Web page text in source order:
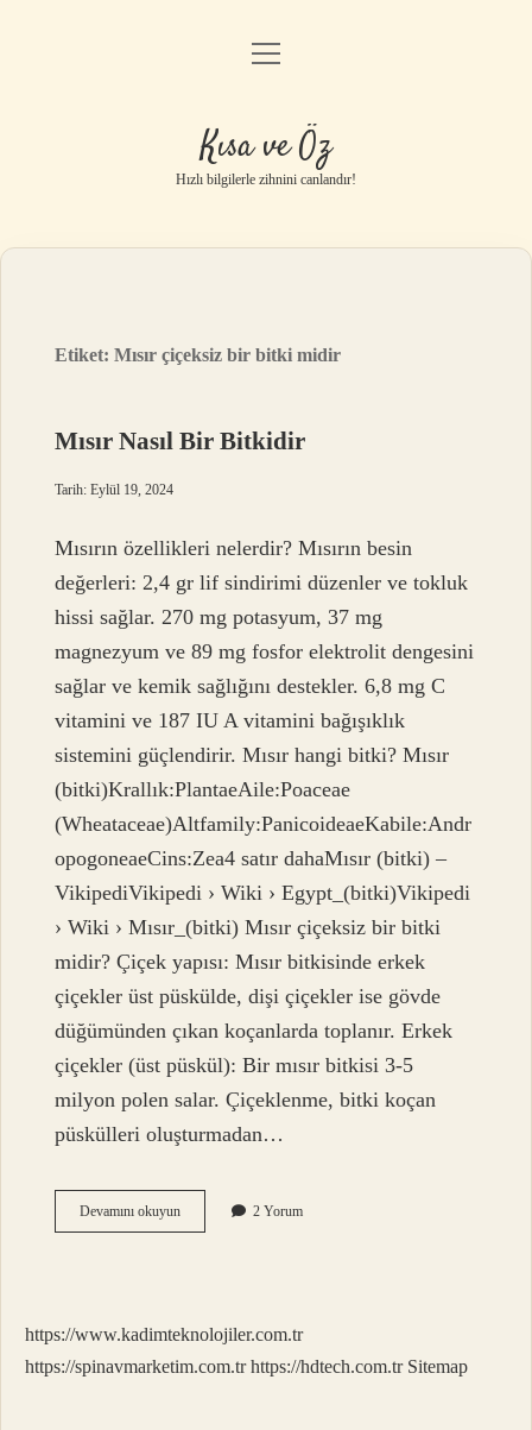
Anasayfa
Gizlilik Politikası
Yasal Uyarı
menüyü
Kısa ve Öz
Hızlı bilgilerle zihnini canlandır!
Etiket:Mısır çiçeksiz bir bitki midir
Mısır Nasıl Bir Bitkidir
Tarih: Eylül 19, 2024
Mısırın özellikleri nelerdir? Mısırın besin
değerleri: 2,4 gr lif sindirimi düzenler ve tokluk
hissi sağlar. 270 mg potasyum, 37 mg
magnezyum ve 89 mg fosfor elektrolit dengesini
sağlar ve kemik sağlığını destekler. 6,8 mg C
vitamini ve 187 IU A vitamini bağışıklık
sistemini güçlendirir. Mısır hangi bitki? Mısır
(bitki)Krallık:PlantaeAile:Poaceae
(Wheataceae)Altfamily:PanicoideaeKabile:Andr
opogoneaeCins:Zea4 satır dahaMısır (bitki) –
VikipediVikipedi › Wiki › Egypt_(bitki)Vikipedi
› Wiki › Mısır_(bitki) Mısır çiçeksiz bir bitki
midir? Çiçek yapısı: Mısır bitkisinde erkek
çiçekler üst püskülde, dişi çiçekler ise gövde
düğümünden çıkan koçanlarda toplanır. Erkek
çiçekler (üst püskül): Bir mısır bitkisi 3-5
milyon polen salar. Çiçeklenme, bitki koçan
püskülleri oluşturmadan…
Devamını okuyunMısır
Nasıl
2 Yorum
https://www.kadimteknolojiler.com.tr
https://spinavmarketim.com.tr https://hdtech.com.tr Sitemap